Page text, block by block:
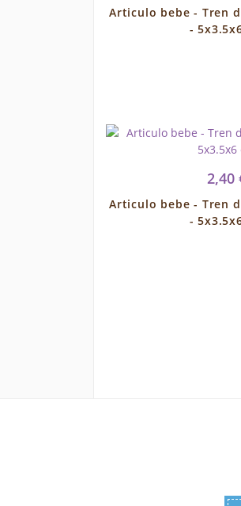
Articulo bebe - Tren
-
2,40
Articulo bebe - Tren
-